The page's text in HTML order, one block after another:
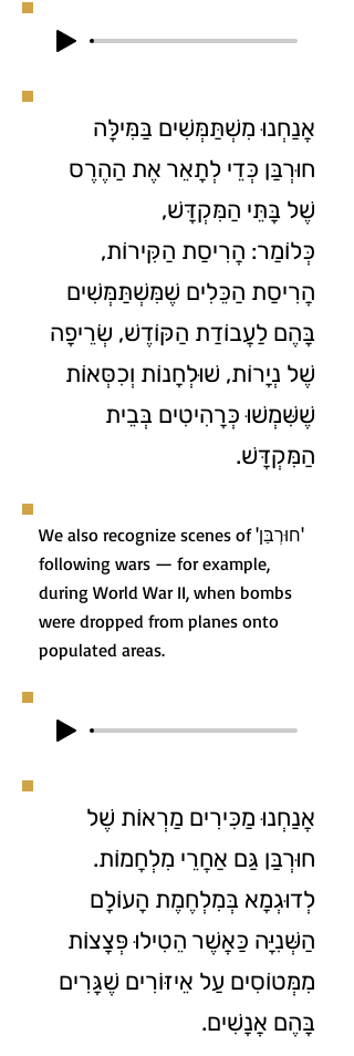
אֲנַחְנוּ מִשְׁתַּמְּשִׁים בַּמִּילָּה
חוּרְבַּן כְּדֵי לְתָאֵר אֶת הַהֶרֶס
שֶׁל בָּתֵּי הַמִּקְדָּשׁ,
כְּלוֹמַר: הֲרִיסַת הַקִּירוֹת,
הֲרִיסַת הַכֵּלִים שֶׁמִּשְׁתַּמְּשִׁים
בָּהֶם לַעֲבוֹדַת הַקּוֹדֶשׁ, שְׂרֵיפָה
שֶׁל נְיָרוֹת, שׁוּלְחָנוֹת וְכִסְּאוֹת
שֶׁשִּׁמְשׁוּ כְּרָהִיטִים בְּבֵית
הַמִּקְדָּשׁ.
We also recognize scenes of 'חוּרְבַּן'
following wars — for example,
during World War II, when bombs
were dropped from planes onto
populated areas.
אֲנַחְנוּ מַכִּירִים מַרְאוֹת שֶׁל
חוּרְבַּן גַּם אַחֲרֵי מִלְחָמוֹת.
לְדוּגְמָא בְּמִלְחֶמֶת הָעוֹלָם
הַשְּׁנִיָּה כַּאֲשֶׁר הֵטִילוּ פְּצָצוֹת
מִמְּטוֹסִים עַל אֵיזּוֺרִים שֶׁגָּרִים
בָּהֶם אֲנָשִׁים.